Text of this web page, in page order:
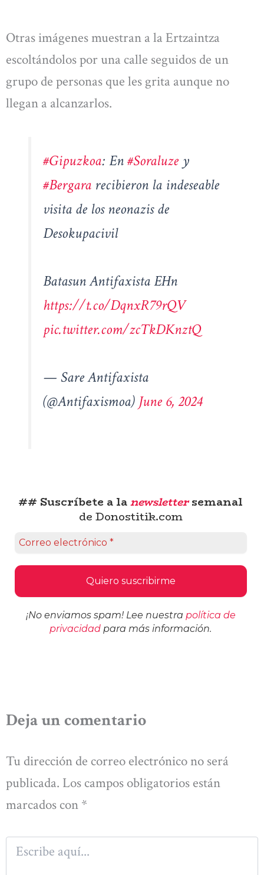
Otras imágenes muestran a la Ertzaintza
escoltándolos por una calle seguidos de un
grupo de personas que les grita aunque no
llegan a alcanzarlos.
#Gipuzkoa: En#Soraluzey
#Bergararecibieron la indeseable
visita de los neonazis de
Desokupacivil
Batasun Antifaxista EHn
https://t.co/DqnxR79rQV
pic.twitter.com/zcTkDKnztQ
— Sare Antifaxista
(@Antifaxismoa) June 6, 2024
## Suscríbete a lanewslettersemanal
de Donostitik.com
¡No enviamos spam! Lee nuestra política de
privacidad para más información.
Deja un comentario
Tu dirección de correo electrónico no será
publicada. Los campos obligatorios están
marcados con *
Escribe
aquí...